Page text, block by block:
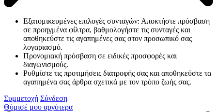
Εξατομικευμένες επιλογές συνταγών: Αποκτήστε πρόσβαση
σε προηγμένα φίλτρα, βαθμολογήστε τις συνταγές και
αποθηκεύστε τις αγαπημένες σας στον προσωπικό σας
λογαριασμό.
Προνομιακή πρόσβαση σε ειδικές προσφορές και
διαγωνισμούς.
Ρυθμίστε τις προτιμήσεις διατροφής σας και αποθηκεύστε τα
αγαπημένα σας άρθρα σχετικά με τον τρόπο ζωής σας.
Συμμετοχή Σύνδεση
Θύμισέ μου αργότερα